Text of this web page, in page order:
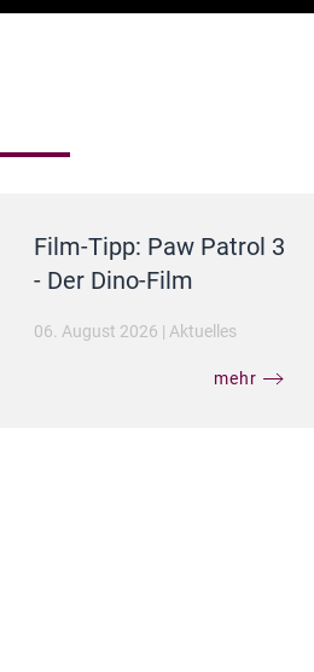
Film-Tipp: Paw Patrol 3
- Der Dino-Film
06. August 2026 | Aktuelles
mehr